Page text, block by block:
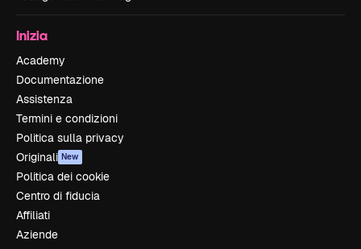
Inizia
Academy
Documentazione
Assistenza
Termini e condizioni
Politica sulla privacy
Originali New
Politica dei cookie
Centro di fiducia
Affiliati
Aziende